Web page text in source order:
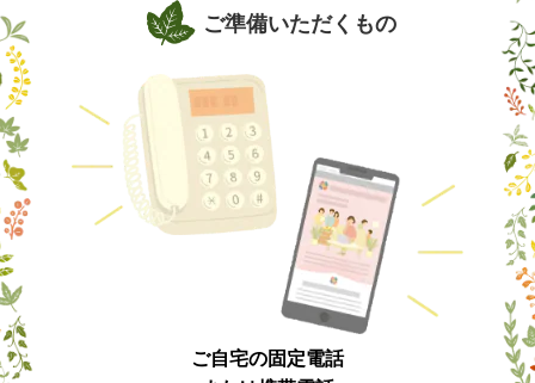
ご準備いただくもの
ご自宅の固定電話